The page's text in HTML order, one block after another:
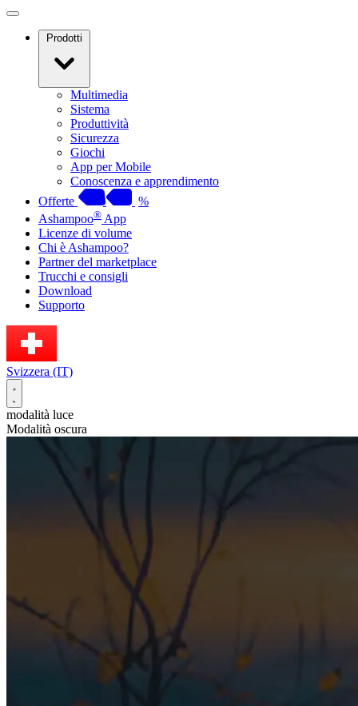
Prodotti
Multimedia
Sistema
Produttività
Sicurezza
Giochi
App per Mobile
Conoscenza e apprendimento
Offerte
%
Ashampoo® App
Licenze di volume
Chi è Ashampoo?
Partner del marketplace
Trucchi e consigli
Download
Supporto
Svizzera (IT)
modalità luce
Modalità oscura